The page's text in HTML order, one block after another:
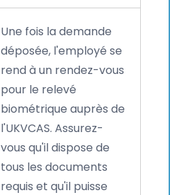
Une fois la demande
déposée, l'employé se
rend à un rendez-vous
pour le relevé
biométrique auprès de
l'UKVCAS. Assurez-
vous qu'il dispose de
tous les documents
requis et qu'il puisse